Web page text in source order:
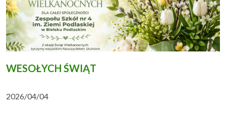
WESOŁYCH ŚWIĄT
2026/04/04